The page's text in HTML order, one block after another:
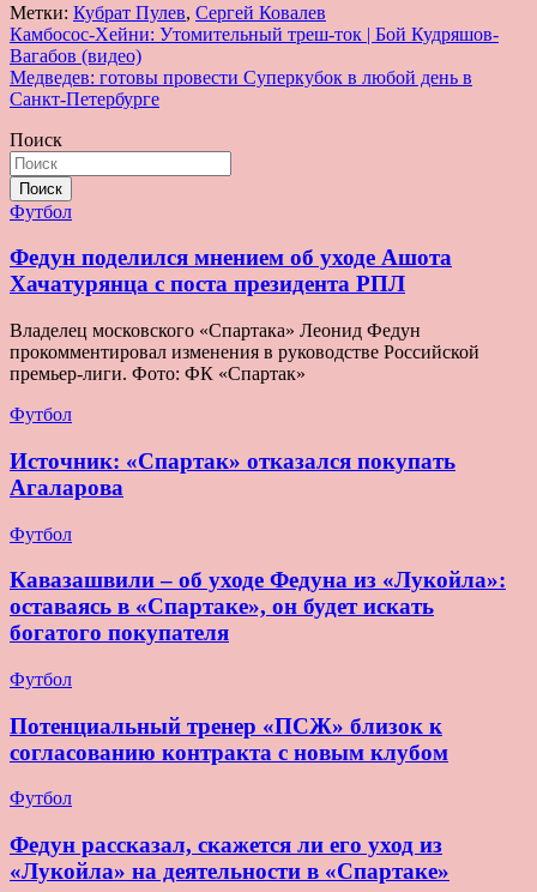
Метки: Кубрат Пулев, Сергей Ковалев
Навигация
по
записям
Камбосос-Хейни: Утомительный треш-ток | Бой Кудряшов-
Вагабов (видео)
Медведев: готовы провести Суперкубок в любой день в
Санкт-Петербурге
Поиск
Поиск
Футбол
Федун поделился мнением об уходе Ашота
Хачатурянца с поста президента РПЛ
Владелец московского «Спартака» Леонид Федун
прокомментировал изменения в руководстве Российской
премьер-лиги. Фото: ФК «Спартак»
Футбол
Источник: «Спартак» отказался покупать
Агаларова
Футбол
Кавазашвили – об уходе Федуна из «Лукойла»:
оставаясь в «Спартаке», он будет искать
богатого покупателя
Футбол
Потенциальный тренер «ПСЖ» близок к
согласованию контракта с новым клубом
Футбол
Федун рассказал, скажется ли его уход из
«Лукойла» на деятельности в «Спартаке»